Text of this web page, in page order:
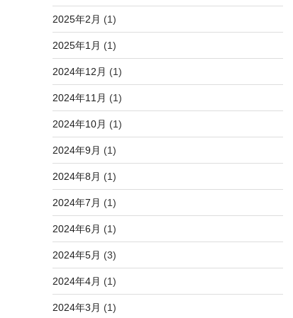
2025年2月 (1)
2025年1月 (1)
2024年12月 (1)
2024年11月 (1)
2024年10月 (1)
2024年9月 (1)
2024年8月 (1)
2024年7月 (1)
2024年6月 (1)
2024年5月 (3)
2024年4月 (1)
2024年3月 (1)